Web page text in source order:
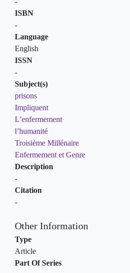
ISBN
-
Language
English
ISSN
-
Subject(s)
prisons
Impliquent
L’enfermement
l’humanité
Troisième Millénaire
Enfermement et Genre
Description
-
Citation
-
Other Information
Type
Article
Part Of Series